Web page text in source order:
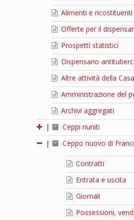
Alimenti e ricostituenti
Offerte per il
Prospetti statistici
Dispensario
Altre attività della
Amministrazione del
Archivi aggregati
|
Ceppi riuniti
|
Ceppo nuovo di
Contratti
Entrata e uscita
Giornali
Possessioni,